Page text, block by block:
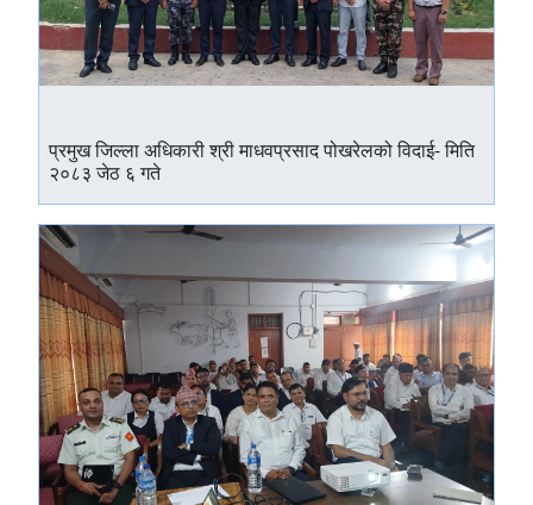
प्रमुख जिल्ला अधिकारी श्री माधवप्रसाद पोखरेलको विदाई- मिति
२०८३ जेठ ६ गते